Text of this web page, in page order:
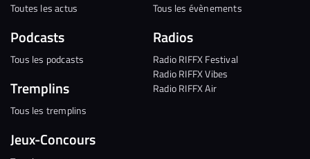
Toutes les actus
Podcasts
Tous les podcasts
Tremplins
Tous les tremplins
Jeux-Concours
Tous les évènements
Radios
Radio RIFFX Festival
Radio RIFFX Vibes
Radio RIFFX Air